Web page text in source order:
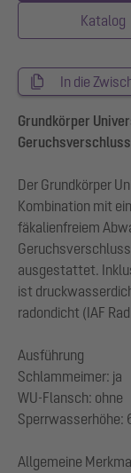
Katalog
In die
Grundkörper
Geruchsverschluss
Der Grundkörper
Kombination mit
fäkalienfreiem
ausgestattet.
ist
radondicht (IAF
Ausführung
Schlammeimer: ja
WU-Flansch: ohne
Sperrwasserhöhe:
Allgemeine